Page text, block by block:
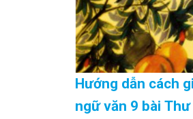
Hướng dẫn cách
ngữ văn 9 bài